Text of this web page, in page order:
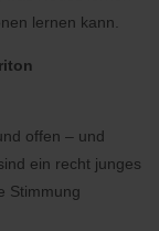
lernen kann.
offen – und
ein recht junges
Stimmung